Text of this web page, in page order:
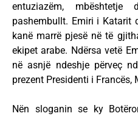
entuziazëm,
pashembullt. Emiri i Katarit
kanë marrë pjesë në të
ekipet arabe. Ndërsa vetë
në asnjë ndeshje përveç
prezent Presidenti i Francës,
Nën sloganin se ky